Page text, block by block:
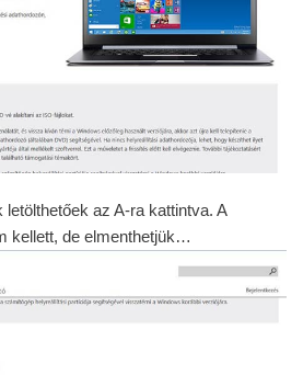
az A-ra kattintva. A
kellett, de elmenthetjük…